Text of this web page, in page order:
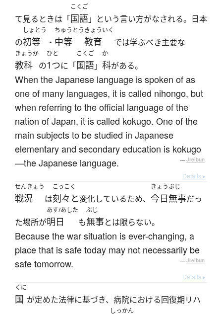
て見るときは「
こくご
国語」という言い方がなされる。日本
の
しょとう
初等 ・
ちゅうとう
中等
きょういく
教育 では学ぶべき主要な
きょうか
教科 の
ひと
1つに「
こくご
国語」
か
科がある。
When the Japanese language is spoken of as
one of many languages, it is called nihongo, but
when referring to the official language of the
nation of Japan, it is called kokugo. One of the
main subjects to be studied in Japanese
elementary and secondary education is kokugo
—the Japanese language.
— Jreibun
Details ▸
せんきょう
戦況 は
こっこく
刻々と変化しているため、
きょう
今日
ぶじ
無事だっ
た場所が
あす/あした
明日 も
ぶじ
無事とは限らない。
Because the war situation is ever-changing, a
place that is safe today may not necessarily be
safe tomorrow.
— Jreibun
Details ▸
くに
国 が定めた法律に基づき、病院における回復期リハ
しっかん